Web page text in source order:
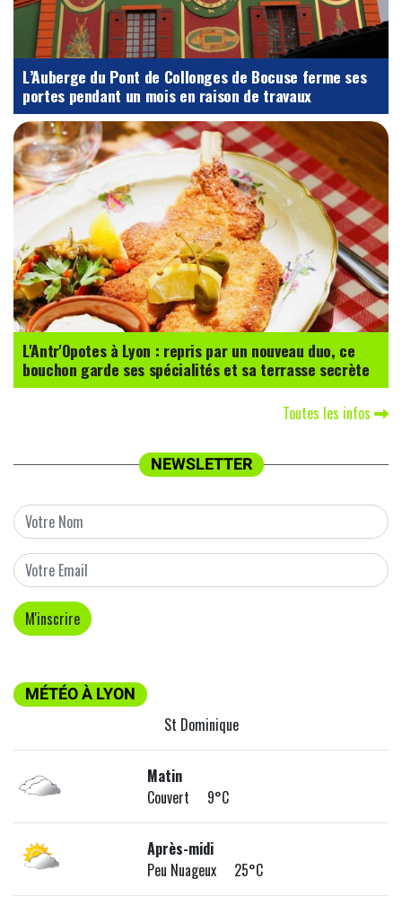
L’Auberge du Pont de Collonges de Bocuse ferme ses
portes pendant un mois en raison de travaux
L'Antr'Opotes à Lyon : repris par un nouveau duo, ce
bouchon garde ses spécialités et sa terrasse secrète
Toutes les infos
NEWSLETTER
MÉTÉO À LYON
St Dominique
Matin
Couvert 9°C
Après-midi
Peu Nuageux 25°C